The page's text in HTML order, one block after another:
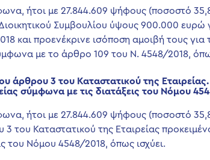
ήτοι με 27.844.609 ψήφους (ποσοστό
Συμβουλίου ύψους 900.000 ευρώ
και προενέκρινε ισόποση αμοιβή τους για
με το άρθρο 109 του Ν. 4548/2018,
άρθρου 3 του Καταστατικού της
σύμφωνα με τις διατάξεις του Νόμου
ήτοι με 27.844.609 ψήφους (ποσοστό
του Καταστατικού της Εταιρείας
του Νόμου 4548/2018, όπως ισχύει.